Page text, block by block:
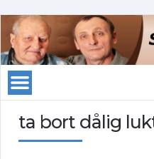
ta bort dålig